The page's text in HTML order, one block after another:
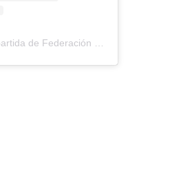
Una publicación compartida de Federación Montañismo Tenerife (@federacion_montanismo_tenerife)